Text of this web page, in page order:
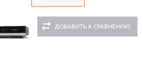
ДОБАВИТЬ К СРАВНЕНИЮ